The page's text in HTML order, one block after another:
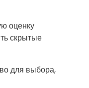
оценку
скрытые
для выбора,